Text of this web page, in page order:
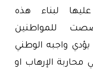
لبناء هذه
للمواطنين
واجبه الوطني
محاربة الإرهاب او